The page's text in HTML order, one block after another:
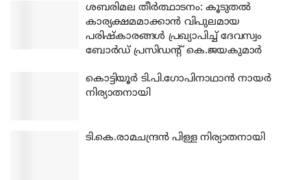
ശബരിമല തീര്‍ത്ഥാടനം: കൂടുതല്‍
കാര്യക്ഷമമാക്കാന്‍ വിപുലമായ
പരിഷ്‌കാരങ്ങള്‍ പ്രഖ്യാപിച്ച് ദേവസ്വം
ബോര്‍ഡ് പ്രസിഡന്റ് കെ.ജയകുമാര്‍
കൊട്ടിയൂര്‍ ടി.പി.ഗോപിനാഥാന്‍ നായര്‍
നിര്യാതനായി
ടി.കെ.രാമചന്ദ്രന്‍ പിള്ള നിര്യാതനായി